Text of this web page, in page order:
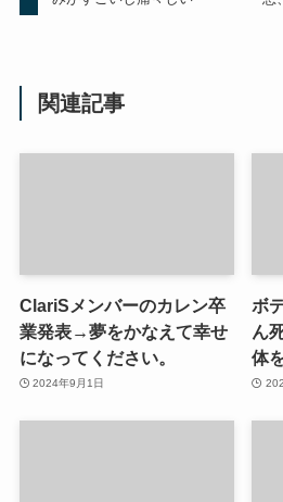
関連記事
ClariSメンバーのカレン卒
業発表→夢をかなえて幸せ
になってください。
2024年9月1日
ボ
ん
体